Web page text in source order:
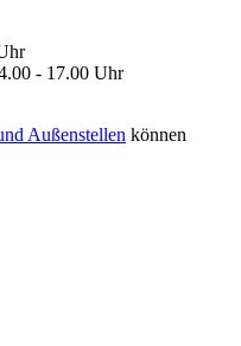
- 17.00 Uhr
Außenstellen können